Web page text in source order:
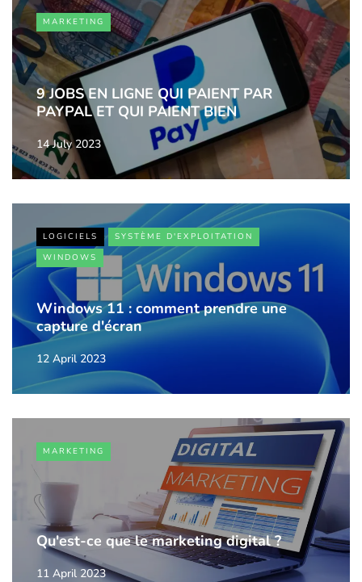
MARKETING
9 JOBS EN LIGNE QUI PAIENT PAR
PAYPAL ET QUI PAIENT BIEN
14 July 2023
LOGICIELS
SYSTÈME D'EXPLOITATION
WINDOWS
Windows 11 : comment prendre une
capture d'écran
12 April 2023
MARKETING
Qu'est-ce que le marketing digital ?
11 April 2023